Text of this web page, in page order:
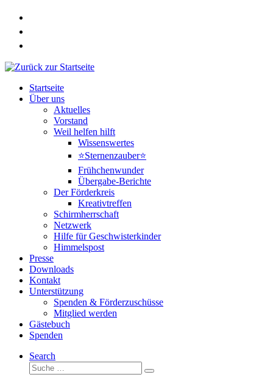
Zum
springen
Startseite
Über uns
Aktuelles
Vorstand
Weil helfen hilft
Wissenswertes
⭐Sternenzauber⭐
Frühchenwunder
Übergabe-Berichte
Der Förderkreis
Kreativtreffen
Schirmherrschaft
Netzwerk
Hilfe für Geschwisterkinder
Himmelspost
Presse
Downloads
Kontakt
Unterstützung
Spenden & Förderzuschüsse
Mitglied werden
Gästebuch
Spenden
Search
Suche
Suche